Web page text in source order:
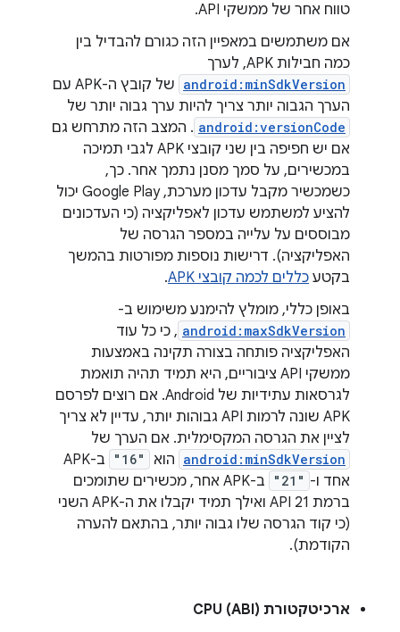
טווח אחר של ממשקי API.
אם משתמשים במאפיין הזה כגורם להבדיל בין
כמה חבילות APK, לערך
android:minSdkVersion
של קובץ ה-APK עם
הערך הגבוה יותר צריך להיות ערך גבוה יותר של
android:versionCode . המצב הזה מתרחש גם
אם יש חפיפה בין שני קובצי APK לגבי תמיכה
במכשירים, על סמך מסנן נתמך אחר. כך,
כשמכשיר מקבל עדכון מערכת, Google Play יכול
להציע למשתמש עדכון לאפליקציה (כי העדכונים
מבוססים על עלייה במספר הגרסה של
האפליקציה). דרישות נוספות מפורטות בהמשך
בקטע כללים לכמה קובצי APK
.
באופן כללי, מומלץ להימנע משימוש ב-
android:maxSdkVersion , כי כל עוד
האפליקציה פותחה בצורה תקינה באמצעות
ממשקי API ציבוריים, היא תמיד תהיה תואמת
לגרסאות עתידיות של Android. אם רוצים לפרסם
APK שונה לרמות API גבוהות יותר, עדיין לא צריך
לציין את הגרסה המקסימלית. אם הערך של
android:minSdkVersion הוא "16"
ב-APK
אחד ו- "21"
ב-APK אחר, מכשירים שתומכים
ברמת API 21 ואילך תמיד יקבלו את ה-APK השני
(כי קוד הגרסה שלו גבוה יותר, בהתאם להערה
הקודמת).
ארכיטקטורת CPU (ABI)